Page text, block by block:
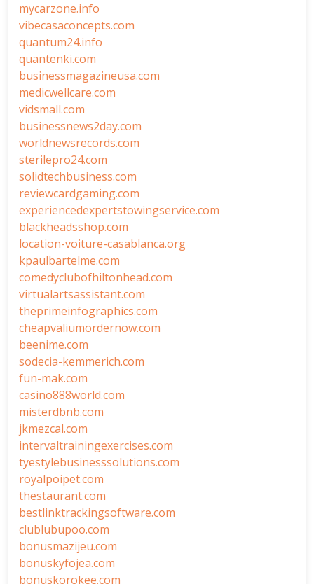
mycarzone.info
vibecasaconcepts.com
quantum24.info
quantenki.com
businessmagazineusa.com
medicwellcare.com
vidsmall.com
businessnews2day.com
worldnewsrecords.com
sterilepro24.com
solidtechbusiness.com
reviewcardgaming.com
experiencedexpertstowingservice.com
blackheadsshop.com
location-voiture-casablanca.org
kpaulbartelme.com
comedyclubofhiltonhead.com
virtualartsassistant.com
theprimeinfographics.com
cheapvaliumordernow.com
beenime.com
sodecia-kemmerich.com
fun-mak.com
casino888world.com
misterdbnb.com
jkmezcal.com
intervaltrainingexercises.com
tyestylebusinesssolutions.com
royalpoipet.com
thestaurant.com
bestlinktrackingsoftware.com
clublubupoo.com
bonusmazijeu.com
bonuskyfojea.com
bonuskorokee.com